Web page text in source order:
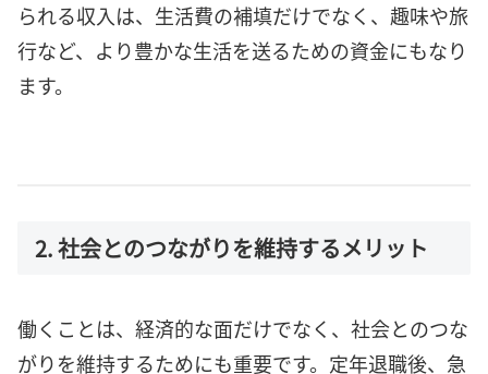
られる収入は、生活費の補填だけでなく、趣味や旅
行など、より豊かな生活を送るための資金にもなり
ます。
2. 社会とのつながりを維持するメリット
働くことは、経済的な面だけでなく、社会とのつな
がりを維持するためにも重要です。定年退職後、急